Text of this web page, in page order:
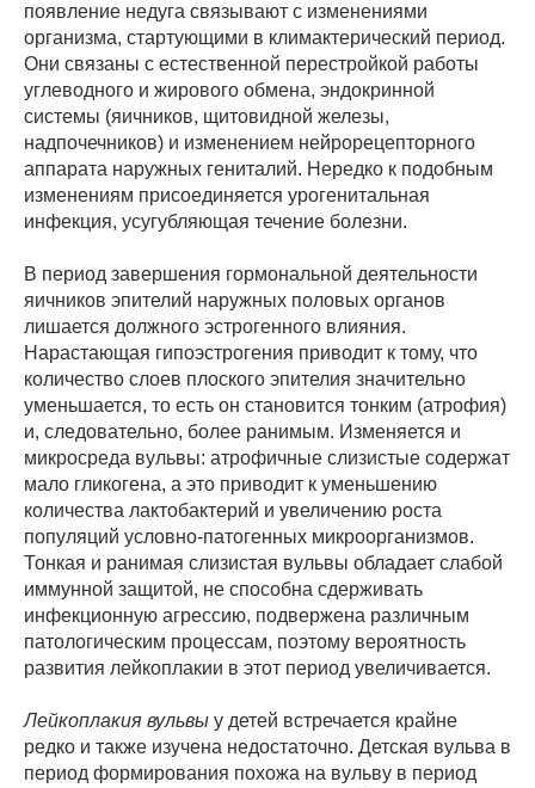
появление недуга связывают с изменениями
организма, стартующими в климактерический период.
Они связаны с естественной перестройкой работы
углеводного и жирового обмена, эндокринной
системы (яичников, щитовидной железы,
надпочечников) и изменением нейрорецепторного
аппарата наружных гениталий. Нередко к подобным
изменениям присоединяется урогенитальная
инфекция, усугубляющая течение болезни.
В период завершения гормональной деятельности
яичников эпителий наружных половых органов
лишается должного эстрогенного влияния.
Нарастающая гипоэстрогения приводит к тому, что
количество слоев плоского эпителия значительно
уменьшается, то есть он становится тонким (атрофия)
и, следовательно, более ранимым. Изменяется и
микросреда вульвы: атрофичные слизистые содержат
мало гликогена, а это приводит к уменьшению
количества лактобактерий и увеличению роста
популяций условно-патогенных микроорганизмов.
Тонкая и ранимая слизистая вульвы обладает слабой
иммунной защитой, не способна сдерживать
инфекционную агрессию, подвержена различным
патологическим процессам, поэтому вероятность
развития лейкоплакии в этот период увеличивается.
Лейкоплакия вульвы у детей встречается крайне
редко и также изучена недостаточно. Детская вульва в
период формирования похожа на вульву в период